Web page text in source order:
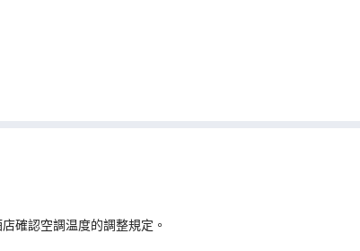
確認空調温度的調整規定。